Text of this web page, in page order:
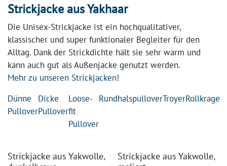
Strickjacke aus Yakhaar
Die Unisex-Strickjacke ist ein hochqualitativer,
klassischer und super funktionaler Begleiter für den
Alltag. Dank der Strickdichte hält sie sehr warm und
kann auch gut als Außenjacke genutzt werden.
Mehr zu unseren Strickjacken!
Dünne
Pullover
Dicke
Pullover
Loose-
fit
Pullover
RundhalspulloverTroyer
Strickjacke aus Yakwolle,
Strickjacke aus Yakwolle,